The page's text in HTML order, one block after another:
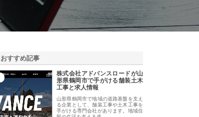
おすすめ記事
株式会社アドバンスロードが山
形県鶴岡市で手がける舗装土木
工事と求人情報
山形県鶴岡市で地域の道路基盤を支え
る企業として、舗装工事や土木工事を
手がける専門会社があります。地域住